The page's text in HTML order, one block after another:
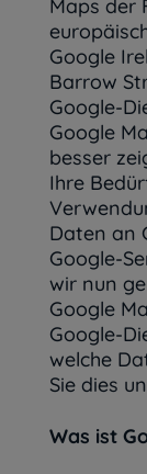
Maps der
Google
Barrow
Google-
Google
besser
Ihre
Daten an
Google-
wir nun
Google
Google-
welche
Sie dies
Was ist